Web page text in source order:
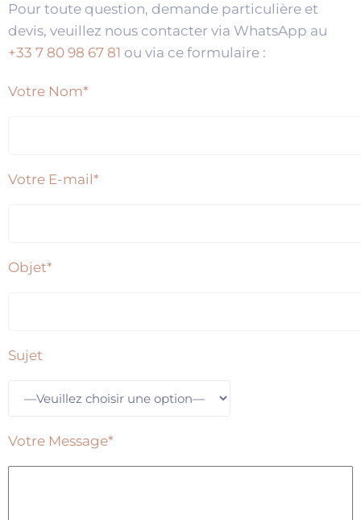
Pour toute question, demande particulière et
devis, veuillez nous contacter via WhatsApp au
+33 7 80 98 67 81 ou via ce formulaire :
Votre Nom*
Votre E-mail*
Objet*
Sujet
Votre Message*